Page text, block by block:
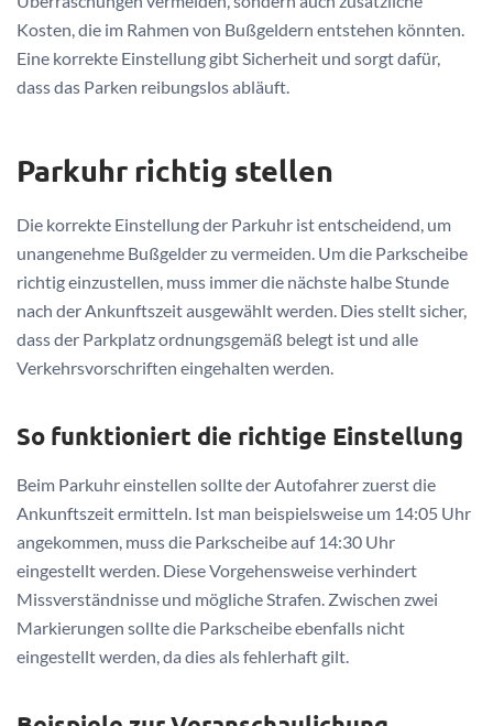
Kosten, die im Rahmen von Bußgeldern entstehen könnten.
Eine korrekte Einstellung gibt Sicherheit und sorgt dafür,
dass das Parken reibungslos abläuft.
Parkuhr richtig stellen
Die korrekte Einstellung der Parkuhr ist entscheidend, um
unangenehme Bußgelder zu vermeiden. Um die Parkscheibe
richtig einzustellen, muss immer die nächste halbe Stunde
nach der Ankunftszeit ausgewählt werden. Dies stellt sicher,
dass der Parkplatz ordnungsgemäß belegt ist und alle
Verkehrsvorschriften eingehalten werden.
So funktioniert die richtige Einstellung
Beim Parkuhr einstellen sollte der Autofahrer zuerst die
Ankunftszeit ermitteln. Ist man beispielsweise um 14:05 Uhr
angekommen, muss die Parkscheibe auf 14:30 Uhr
eingestellt werden. Diese Vorgehensweise verhindert
Missverständnisse und mögliche Strafen. Zwischen zwei
Markierungen sollte die Parkscheibe ebenfalls nicht
eingestellt werden, da dies als fehlerhaft gilt.